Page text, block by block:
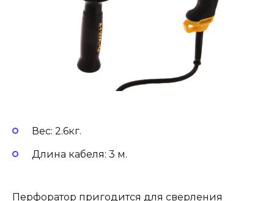
Вес: 2.6кг.
Длина кабеля: 3 м.
Перфоратор пригодится для сверления